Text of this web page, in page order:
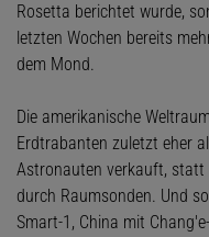
Rosetta berichtet wurde,
letzten Wochen bereits
dem Mond.
Die amerikanische
Erdtrabanten zuletzt eher
Astronauten verkauft, statt
durch Raumsonden. Und
Smart-1, China mit